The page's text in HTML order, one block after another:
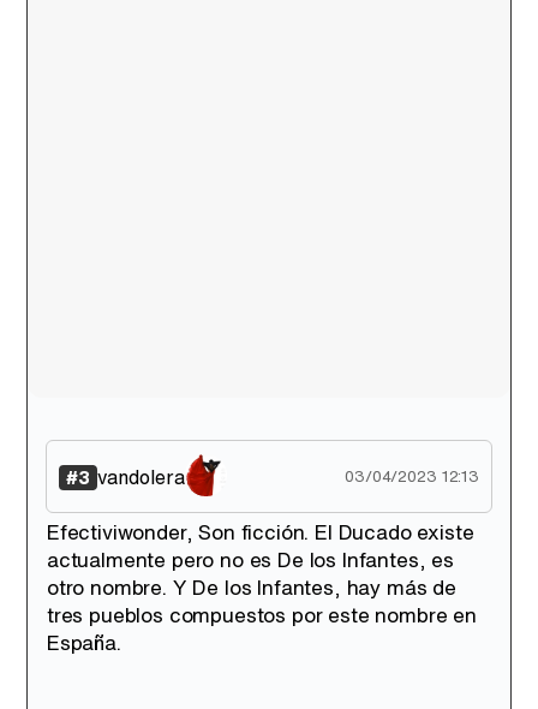
#3 vandolera 03/04/2023 12:13
Efectiviwonder, Son ficción. El Ducado existe
actualmente pero no es De los Infantes, es
otro nombre. Y De los Infantes, hay más de
tres pueblos compuestos por este nombre en
España.